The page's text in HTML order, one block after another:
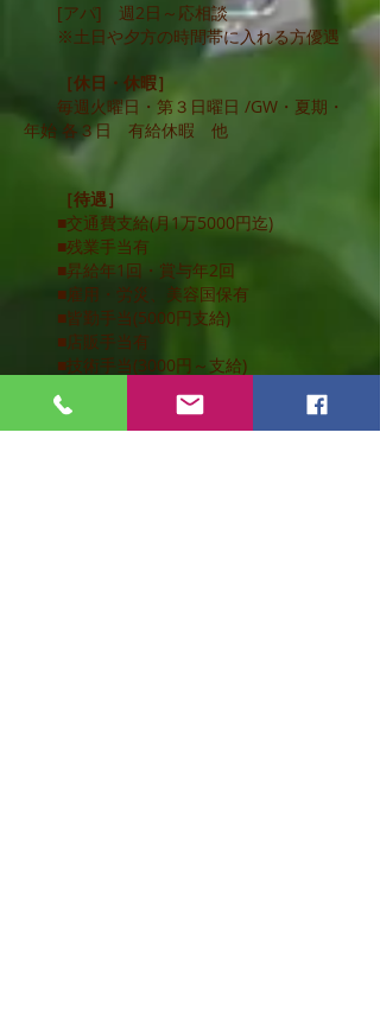
[アパ] 週2日～応相談
※土日や夕方の時間帯に入れる方優遇
［休日・休暇］
毎週火曜日・第３日曜日 /GW・夏期・
年始 各３日 有給休暇 他
［待遇］
■交通費支給(月1万5000円迄)
■残業手当有
■昇給年1回・賞与年2回
■雇用・労災、美容国保有
■皆勤手当(5000円支給)
■店販手当有
■技術手当(3000円～支給)
［応募資格］